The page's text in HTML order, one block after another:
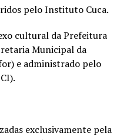
pelo Instituto Cuca.
cultural da Prefeitura
Municipal da
e administrado pelo
exclusivamente pela